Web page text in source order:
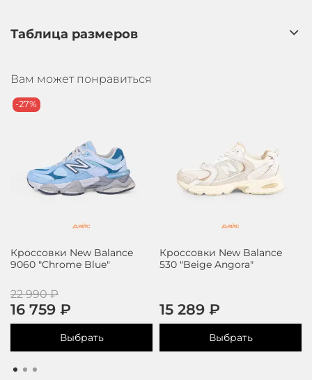
Таблица размеров
Вам может понравиться
-27%
Кроссовки New Balance
9060 "Chrome Blue"
22 990 ₽
16 759 ₽
Выбрать
Кроссовки New Balance
530 "Beige Angora"
15 289 ₽
Выбрать